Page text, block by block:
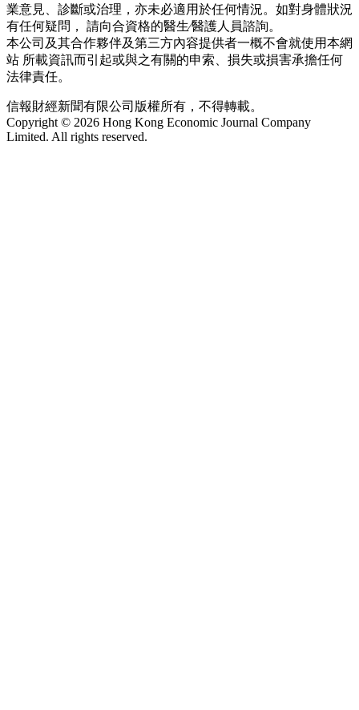
業意見、診斷或治理，亦未必適用於任何情況。如對身體狀況
有任何疑問， 請向合資格的醫生∕醫護人員諮詢。
本公司及其合作夥伴及第三方內容提供者一概不會就使用本網
站 所載資訊而引起或與之有關的申索、損失或損害承擔任何
法律責任。
信報財經新聞有限公司版權所有，不得轉載。
Copyright © 2026 Hong Kong Economic Journal Company
Limited. All rights reserved.